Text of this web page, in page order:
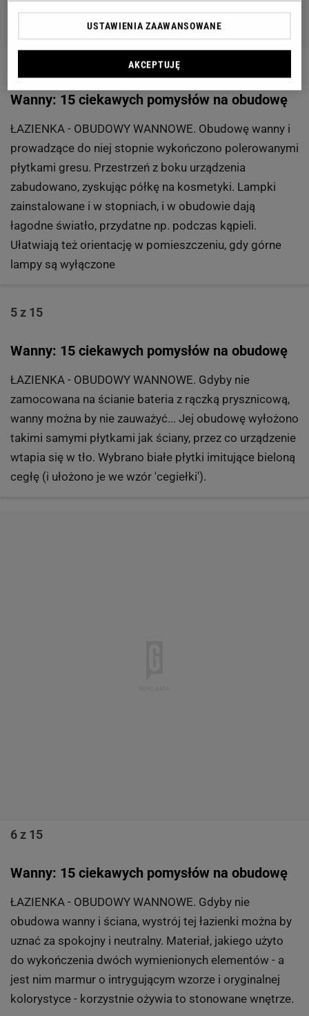
Wanny: 15 ciekawych pomysłów na obudowę
ŁAZIENKA - OBUDOWY WANNOWE. Obudowę wanny i
prowadzące do niej stopnie wykończono polerowanymi
płytkami gresu. Przestrzeń z boku urządzenia
zabudowano, zyskując półkę na kosmetyki. Lampki
zainstalowane i w stopniach, i w obudowie dają
łagodne światło, przydatne np. podczas kąpieli.
Ułatwiają też orientację w pomieszczeniu, gdy górne
lampy są wyłączone
5 z 15
Wanny: 15 ciekawych pomysłów na obudowę
ŁAZIENKA - OBUDOWY WANNOWE. Gdyby nie
zamocowana na ścianie bateria z rączką prysznicową,
wanny można by nie zauważyć... Jej obudowę wyłożono
takimi samymi płytkami jak ściany, przez co urządzenie
wtapia się w tło. Wybrano białe płytki imitujące bieloną
cegłę (i ułożono je we wzór 'cegiełki').
6 z 15
Wanny: 15 ciekawych pomysłów na obudowę
ŁAZIENKA - OBUDOWY WANNOWE. Gdyby nie
obudowa wanny i ściana, wystrój tej łazienki można by
uznać za spokojny i neutralny. Materiał, jakiego użyto
do wykończenia dwóch wymienionych elementów - a
jest nim marmur o intrygującym wzorze i oryginalnej
kolorystyce - korzystnie ożywia to stonowane wnętrze.
USTAWIENIA ZAAWANSOWANE
AKCEPTUJĘ